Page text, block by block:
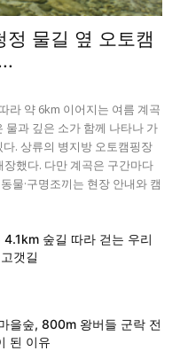
물길 옆 오토캠
라 약 6km 이어지는 여름 계곡
물과 깊은 소가 함께 나타나 가
. 상류의 병지방 오토캠핑장
했다. 다만 계곡은 구간마다
물·구명조끼는 현장 안내와 캠
숲길 따라 걷는 우리
갯길
을숲, 800m 왕버들 군락 전
된 이유